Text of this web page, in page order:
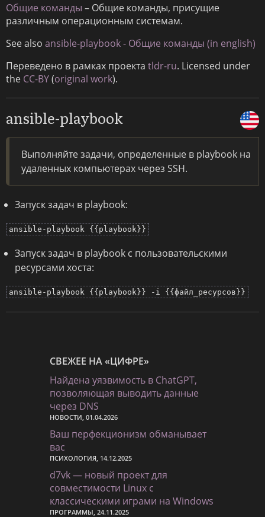
Общие команды – Общие команды, присущие
различным операционным системам.
See also ansible-playbook - Общие команды (in english)
Переведено в рамках проекта tldr-ru. Licensed under
the CC-BY(original work).
ansible-playbook
Выполняйте задачи, определенные в playbook на
удаленных компьютерах через SSH.
Запуск задач в playbook:
ansible-playbook {{playbook}}
Запуск задач в playbook с пользовательскими
ресурсами хоста:
ansible-playbook {{playbook}} -i {{файл_ресурсов}}
СВЕЖЕЕ НА «ЦИФРЕ»
Найдена уязвимость в ChatGPT,
позволяющая выводить данные
через DNS
НОВОСТИ, 01.04.2026
Ваш перфекционизм обманывает
вас
ПСИХОЛОГИЯ, 14.12.2025
d7vk — новый проект для
совместимости Linux с
классическими играми на Windows
ПРОГРАММЫ, 24.11.2025